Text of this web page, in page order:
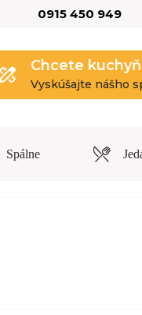
0915 450 949
Chcete
Vyskúšajte nášho
Spálne